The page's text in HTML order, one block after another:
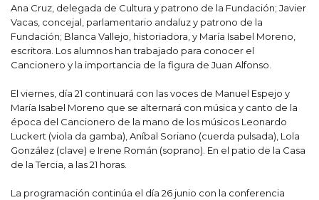
Ana Cruz, delegada de Cultura y patrono de la Fundación; Javier
Vacas, concejal, parlamentario andaluz y patrono de la
Fundación; Blanca Vallejo, historiadora, y María Isabel Moreno,
escritora. Los alumnos han trabajado para conocer el
Cancionero y la importancia de la figura de Juan Alfonso.
El viernes, día 21 continuará con las voces de Manuel Espejo y
María Isabel Moreno que se alternará con música y canto de la
época del Cancionero de la mano de los músicos Leonardo
Luckert (viola da gamba), Aníbal Soriano (cuerda pulsada), Lola
González (clave) e Irene Román (soprano). En el patio de la Casa
de la Tercia, a las 21 horas.
La programación continúa el día 26 junio con la conferencia